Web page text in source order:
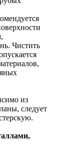
Чистить
из
следует